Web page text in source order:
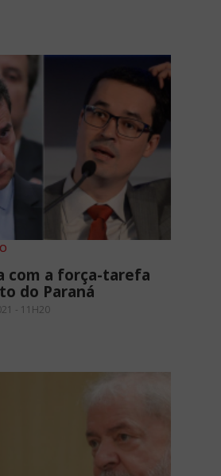
com a força-tarefa
do Paraná
- 11H20